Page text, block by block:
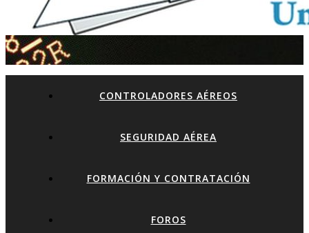
CONTROLADORES AÉREOS
SEGURIDAD AÉREA
FORMACIÓN Y CONTRATACIÓN
FOROS